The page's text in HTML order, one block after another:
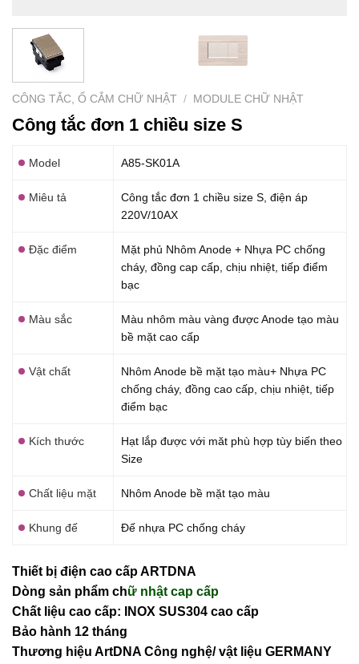
CÔNG TẮC, Ổ CẮM CHỮ NHẬT / MODULE CHỮ NHẬT
Công tắc đơn 1 chiều size S
Model A85-SK01A
Miêu tả
Công tắc đơn 1 chiều size S, điện áp
220V/10AX
Đặc điểm
Mặt phủ Nhôm Anode + Nhựa PC chống
cháy, đồng cap cấp, chịu nhiệt, tiếp điểm
bạc
Màu sắc
Màu nhôm màu vàng được Anode tạo màu
bề mặt cao cấp
Vật chất
Nhôm Anode bề mặt tạo màu+ Nhựa PC
chống cháy, đồng cao cấp, chịu nhiệt, tiếp
điểm bạc
Kích thước
Hạt lắp được với măt phù hợp tùy biến theo
Size
Chất liệu mặt Nhôm Anode bề mặt tạo màu
Khung đế Đế nhựa PC chống cháy
Thiết bị điện cao cấp ARTDNA
Dòng sản phẩm chữ nhật cap cấp
Chất liệu cao cấp: INOX SUS304 cao cấp
Bảo hành 12 tháng
Thương hiệu ArtDNA Công nghệ/ vật liệu GERMANY